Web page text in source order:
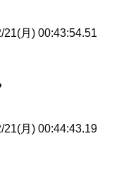
21(月) 00:43:54.51
21(月) 00:44:43.19